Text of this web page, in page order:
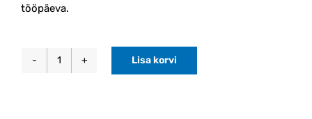
tööpäeva.
Mannol
Lisa korvi